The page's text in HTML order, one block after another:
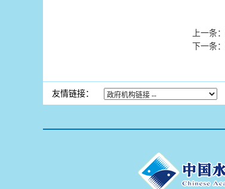
上一条：
下一条：
友情链接：